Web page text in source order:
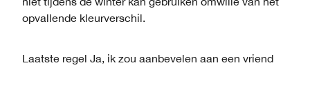
opvallende kleurverschil.
Laatste regel Ja, ik zou aanbevelen aan een vriend